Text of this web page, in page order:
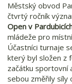
Městský obvod
čtvrtý ročník
Open v
mládeže pro
Účastníci turnaje
který byl složen z
začátku sportovní
sebou změřily síly